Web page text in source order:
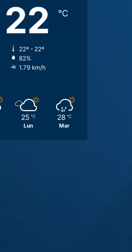
22 ℃
22º - 22º
82%
1.79 km/h
25 ℃
Lun
28 ℃
Mar